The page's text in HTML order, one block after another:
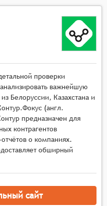
системы должны
реестры, социальные
и другие открытые
пользователям получить
данных о
должны
поиска и
различным критериям,
сфера
размер и т.д.
информации и
проверки
важнейшую
Белоруссии, Казахстана и
(англ.
предназначен для
контрагентов
о компаниях.
обширный
сайт